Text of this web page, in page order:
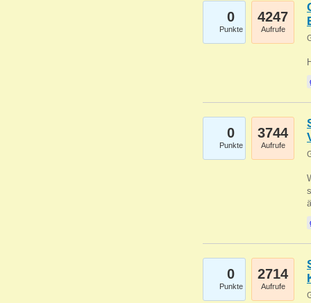
0
Punkte
4247
Aufrufe
0
Punkte
3744
Aufrufe
0
Punkte
2714
Aufrufe